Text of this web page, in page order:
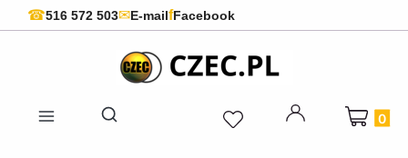
☎516 572 503✉E-mailfFacebook
Otwórz wyszukiwarkę
Produkty